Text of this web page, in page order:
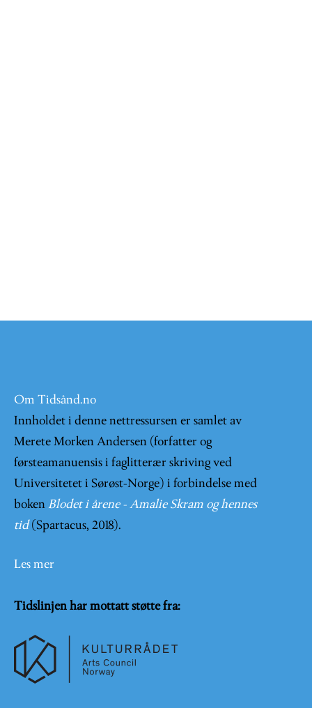
Om Tidsånd.no
Innholdet i denne nettressursen er samlet av
Merete Morken Andersen (forfatter og
førsteamanuensis i faglitterær skriving ved
Universitetet i Sørøst-Norge) i forbindelse med
boken Blodet i årene - Amalie Skram og hennes
tid (Spartacus, 2018).
Les mer
Tidslinjen har mottatt støtte fra: